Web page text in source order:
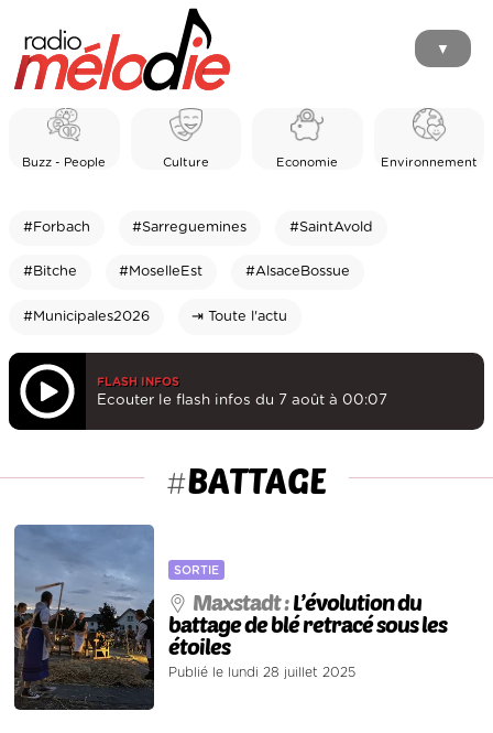
▼
Buzz - People Culture Economie Environnement
#Forbach #Sarreguemines #SaintAvold
#Bitche #MoselleEst #AlsaceBossue
#Municipales2026 ⇥ Toute l'actu
FLASH INFOS
Ecouter le flash infos du 7 août à 00:07
#BATTAGE
SORTIE
Maxstadt :L’évolution du
battage de blé retracé sous les
étoiles
Publié le lundi 28 juillet 2025